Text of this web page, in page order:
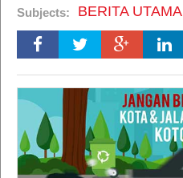
Subjects: BERITA UTAMA